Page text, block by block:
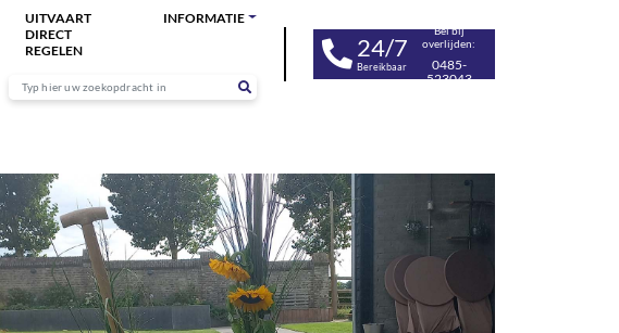
UITVAART
DIRECT
REGELEN
INFORMATIE
24/7
Bereikbaar
Bel bij
overlijden:
0485-
523043